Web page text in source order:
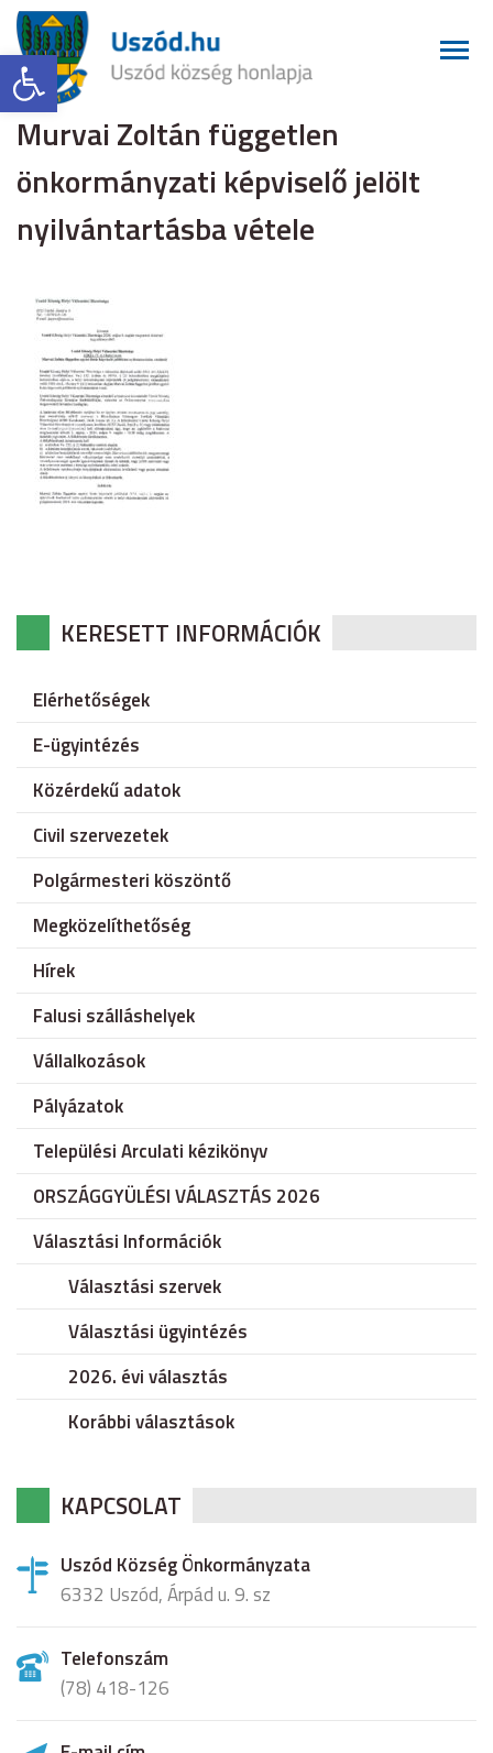
Eszköztár megnyitása
Murvai Zoltán független
önkormányzati képviselő jelölt
nyilvántartásba vétele
KERESETT INFORMÁCIÓK
Elérhetőségek
E-ügyintézés
Közérdekű adatok
Civil szervezetek
Polgármesteri köszöntő
Megközelíthetőség
Hírek
Falusi szálláshelyek
Vállalkozások
Pályázatok
Települési Arculati kézikönyv
ORSZÁGGYÜLÉSI VÁLASZTÁS 2026
Választási Információk
Választási szervek
Választási ügyintézés
2026. évi választás
Korábbi választások
KAPCSOLAT
Uszód Község Önkormányzata
6332 Uszód, Árpád u. 9. sz
Telefonszám
(78) 418-126